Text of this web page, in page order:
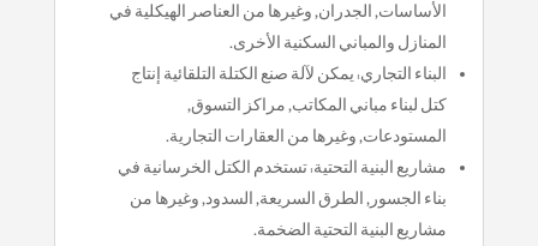
الأساسات, الجدران, وغيرها من العناصر الهيكلية في
المنازل والمباني السكنية الأخرى.
البناء التجاري: يمكن لآلة صنع الكتلة التلقائية إنتاج
كتل لبناء مباني المكاتب, مراكز التسوق,
المستودعات, وغيرها من العقارات التجارية.
مشاريع البنية التحتية: تستخدم الكتل الخرسانية في
بناء الجسور, الطرق السريعة, السدود, وغيرها من
مشاريع البنية التحتية الضخمة.